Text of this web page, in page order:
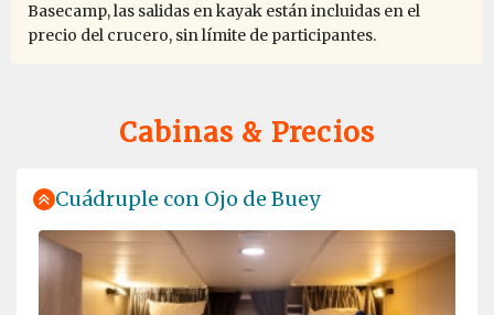
Basecamp, las salidas en kayak están incluidas en el
precio del crucero, sin límite de participantes.
Cabinas & Precios
Cuádruple con Ojo de Buey